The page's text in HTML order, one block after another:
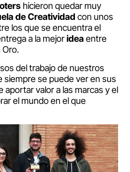
hicieron quedar muy
de Creatividad con unos
los que se encuentra el
a la mejorideaentre
Oro.
del trabajo de nuestros
siempre se puede ver en sus
aportar valor a las marcas y el
el mundo en el que